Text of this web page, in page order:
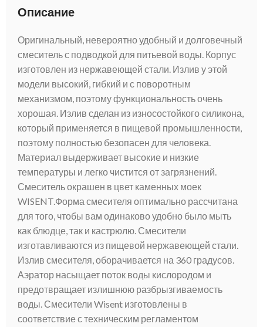
Описание
Оригинальный, невероятно удобный и долговечный
смеситель с подводкой для питьевой воды. Корпус
изготовлен из нержавеющей стали. Излив у этой
модели высокий, гибкий и с поворотным
механизмом, поэтому функциональность очень
хорошая. Излив сделан из износостойкого силикона,
который применяется в пищевой промышленности,
поэтому полностью безопасен для человека.
Материал выдерживает высокие и низкие
температуры и легко чистится от загрязнений.
Смеситель окрашен в цвет каменных моек
WISENT.Форма смесителя оптимально рассчитана
для того, чтобы вам одинаково удобно было мыть
как блюдце, так и кастрюлю. Смесители
изготавливаются из пищевой нержавеющей стали.
Излив смесителя, оборачивается на 360 градусов.
Аэратор насыщает поток воды кислородом и
предотвращает излишнюю разбрызгиваемость
воды. Смесители Wisent изготовлены в
соответствие с техническим регламентом